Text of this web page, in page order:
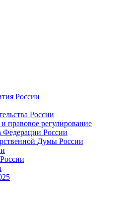
России
России
правовое регулирование
Федерации России
Думы России